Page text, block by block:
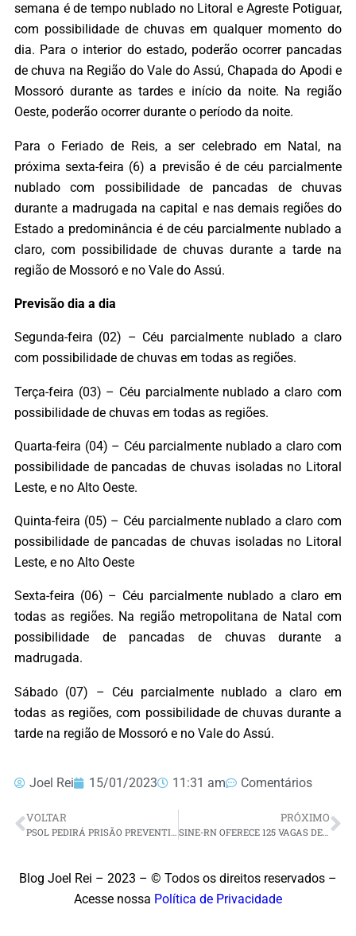
semana é de tempo nublado no Litoral e Agreste Potiguar,
com possibilidade de chuvas em qualquer momento do
dia. Para o interior do estado, poderão ocorrer pancadas
de chuva na Região do Vale do Assú, Chapada do Apodi e
Mossoró durante as tardes e início da noite. Na região
Oeste, poderão ocorrer durante o período da noite.
Para o Feriado de Reis, a ser celebrado em Natal, na
próxima sexta-feira (6) a previsão é de céu parcialmente
nublado com possibilidade de pancadas de chuvas
durante a madrugada na capital e nas demais regiões do
Estado a predominância é de céu parcialmente nublado a
claro, com possibilidade de chuvas durante a tarde na
região de Mossoró e no Vale do Assú.
Previsão dia a dia
Segunda-feira (02) – Céu parcialmente nublado a claro
com possibilidade de chuvas em todas as regiões.
Terça-feira (03) – Céu parcialmente nublado a claro com
possibilidade de chuvas em todas as regiões.
Quarta-feira (04) – Céu parcialmente nublado a claro com
possibilidade de pancadas de chuvas isoladas no Litoral
Leste, e no Alto Oeste.
Quinta-feira (05) – Céu parcialmente nublado a claro com
possibilidade de pancadas de chuvas isoladas no Litoral
Leste, e no Alto Oeste
Sexta-feira (06) – Céu parcialmente nublado a claro em
todas as regiões. Na região metropolitana de Natal com
possibilidade de pancadas de chuvas durante a
madrugada.
Sábado (07) – Céu parcialmente nublado a claro em
todas as regiões, com possibilidade de chuvas durante a
tarde na região de Mossoró e no Vale do Assú.
Joel Rei 15/01/2023 11:31 am Comentários
VOLTAR PRÓXIMO
SINE-RN OFERECE 125 VAGAS DE TRABALHO NESTA SEGUNDA-FEIRA (2)
Blog Joel Rei – 2023 – © Todos os direitos reservados –
Acesse nossa Política de Privacidade